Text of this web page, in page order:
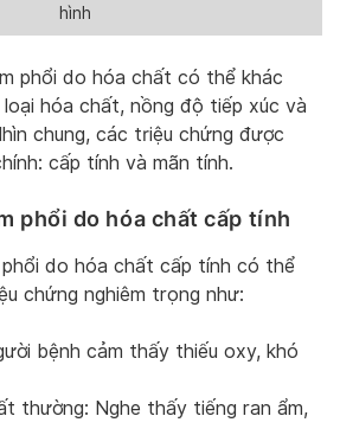
hình
phổi do hóa chất có thể khác
hóa chất, nồng độ tiếp xúc và
chung, các triệu chứng được
cấp tính và mãn tính.
phổi do hóa chất cấp tính
phổi do hóa chất cấp tính có thể
chứng nghiêm trọng như:
bệnh cảm thấy thiếu oxy, khó
thường: Nghe thấy tiếng ran ẩm,